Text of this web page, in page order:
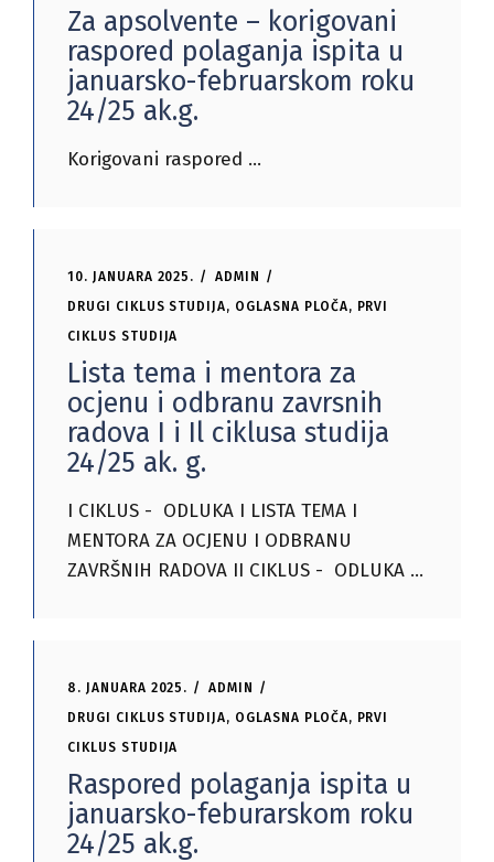
Za apsolvente – korigovani
raspored polaganja ispita u
januarsko-februarskom roku
24/25 ak.g.
Korigovani raspored
10. JANUARA 2025.
ADMIN
DRUGI CIKLUS STUDIJA, OGLASNA PLOČA, PRVI
CIKLUS STUDIJA
Lista tema i mentora za
ocjenu i odbranu zavrsnih
radova I i Il ciklusa studija
24/25 ak. g.
I CIKLUS - ODLUKA I LISTA TEMA I
MENTORA ZA OCJENU I ODBRANU
ZAVRŠNIH RADOVA II CIKLUS - ODLUKA
8. JANUARA 2025.
ADMIN
DRUGI CIKLUS STUDIJA, OGLASNA PLOČA, PRVI
CIKLUS STUDIJA
Raspored polaganja ispita u
januarsko-feburarskom roku
24/25 ak.g.